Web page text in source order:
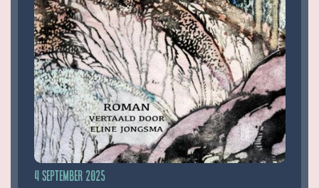
4 september 2025